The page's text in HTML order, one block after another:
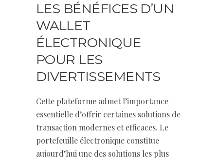
LES BÉNÉFICES D’UN
WALLET
ÉLECTRONIQUE
POUR LES
DIVERTISSEMENTS
Cette plateforme admet l’importance
essentielle d’offrir certaines solutions de
transaction modernes et efficaces. Le
portefeuille électronique constitue
aujourd’hui une des solutions les plus